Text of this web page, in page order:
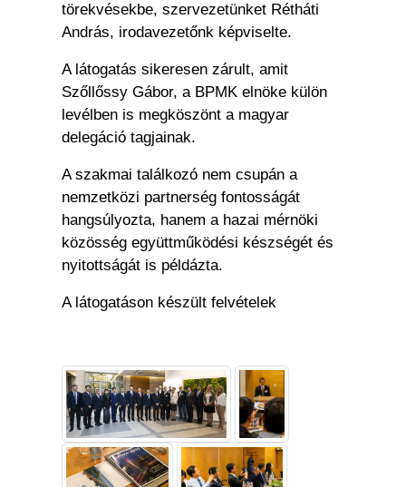
törekvésekbe, szervezetünket Rétháti
András, irodavezetőnk képviselte.
A látogatás sikeresen zárult, amit
Szőllőssy Gábor, a BPMK elnöke külön
levélben is megköszönt a magyar
delegáció tagjainak.
A szakmai találkozó nem csupán a
nemzetközi partnerség fontosságát
hangsúlyozta, hanem a hazai mérnöki
közösség együttműködési készségét és
nyitottságát is példázta.
A látogatáson készült felvételek